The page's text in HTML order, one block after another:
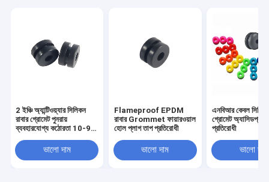
2 ইঞ্চি অ্যান্টিওয়্যার সিলিকন
রাবার গ্রোমেট পুনরায়
ব্যবহারযোগ্য কঠোরতা 10-90
ভালো দাম
Flameproof EPDM
রাবার Grommet ফায়ারওয়াল
হোল প্লাগ তাপ প্রতিরোধী
ভালো দাম
এনবিআর কেবল সিলিকন
গ্রোমেট অ্যাসিডপ্রুফ
প্রতিরোধী
ভালো দাম